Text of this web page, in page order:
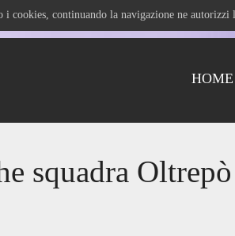
cookies, continuando la navigazione ne
HOME
squadra